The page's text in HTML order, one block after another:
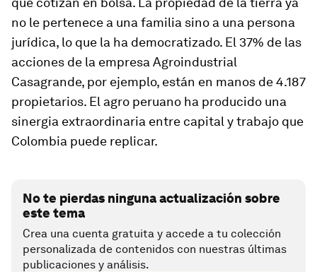
no le pertenece a una familia sino a una persona
jurídica, lo que la ha democratizado. El 37% de las
acciones de la empresa Agroindustrial
Casagrande, por ejemplo, están en manos de 4.187
propietarios. El agro peruano ha producido una
sinergia extraordinaria entre capital y trabajo que
Colombia puede replicar.
No te pierdas ninguna actualización sobre
este tema
Crea una cuenta gratuita y accede a tu colección
personalizada de contenidos con nuestras últimas
publicaciones y análisis.